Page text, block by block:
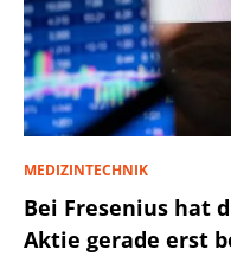
MEDIZINTECHNIK
Bei Fresenius hat
Aktie gerade erst